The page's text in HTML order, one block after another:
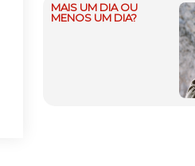
MAIS UM DIA OU
MENOS UM DIA?